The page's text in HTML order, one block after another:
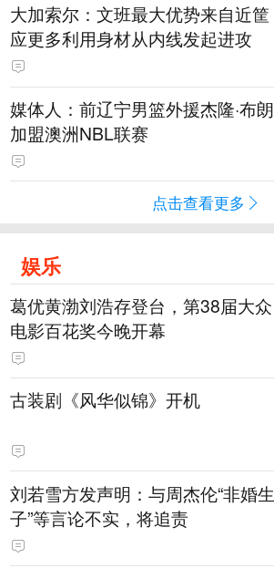
大加索尔：文班最大优势来自近筐
应更多利用身材从内线发起进攻
媒体人：前辽宁男篮外援杰隆·布朗
加盟澳洲NBL联赛
点击查看更多
娱乐
葛优黄渤刘浩存登台，第38届大众
电影百花奖今晚开幕
古装剧《风华似锦》开机
刘若雪方发声明：与周杰伦“非婚生
子”等言论不实，将追责